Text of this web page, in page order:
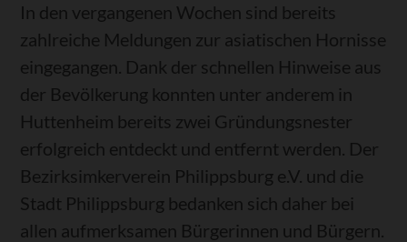
In den vergangenen Wochen sind bereits
zahlreiche Meldungen zur asiatischen Hornisse
eingegangen. Dank der schnellen Hinweise aus
der Bevölkerung konnten unter anderem in
Huttenheim bereits zwei Gründungsnester
erfolgreich entdeckt und entfernt werden. Der
Bezirksimkerverein Philippsburg e.V. und die
Stadt Philippsburg bedanken sich daher bei
allen aufmerksamen Bürgerinnen und Bürgern.